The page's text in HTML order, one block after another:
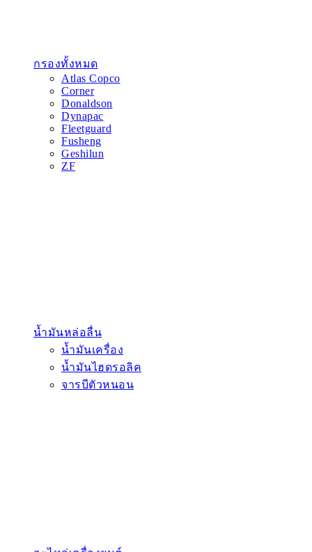
กรองทั้งหมด
Atlas Copco
Corner
Donaldson
Dynapac
Fleetguard
Fusheng
Geshilun
ZF
น้ำมันหล่อลื่น
น้ำมันเครื่อง
น้ำมันไฮดรอลิค
จารบีตัวหนอน